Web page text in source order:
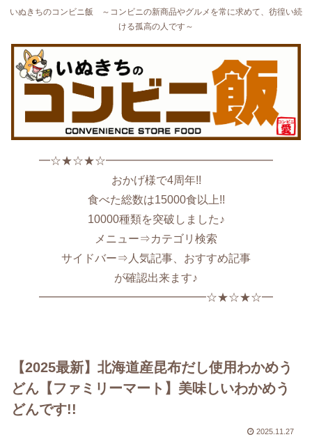
いぬきちのコンビニ飯 ～コンビニの新商品やグルメを常に求めて、彷徨い続
ける孤高の人です～
━☆★☆★☆━━━━━━━━━━━━━━━
おかげ様で4周年!!
食べた総数は15000食以上!!
10000種類を突破しました♪
メニュー⇒カテゴリ検索
サイドバー⇒人気記事、おすすめ記事
が確認出来ます♪
━━━━━━━━━━━━━━━☆★☆★☆━
【2025最新】北海道産昆布だし使用わかめう
どん【ファミリーマート】美味しいわかめう
どんです!!
2025.11.27